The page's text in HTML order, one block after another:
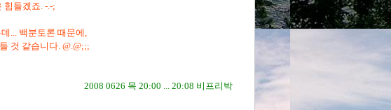
힘들겠죠. -.-;
... 백분토론 때문에,
것 같습니다. @.@;;;
2008 0626 목 20:00 ... 20:08 비프리박